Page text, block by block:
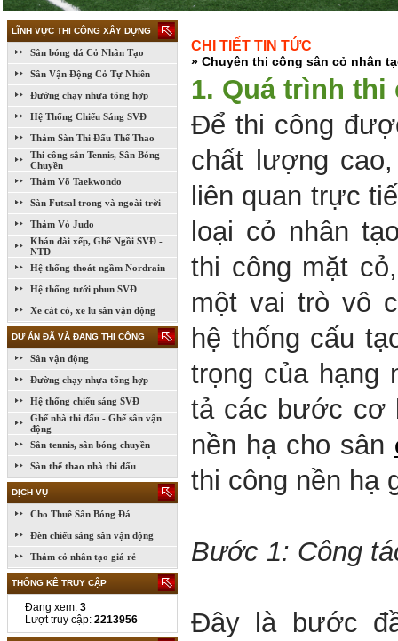
LĨNH VỰC THI CÔNG XÂY DỰNG
Sân bóng đá Cỏ Nhân Tạo
Sân Vận Động Cỏ Tự Nhiên
Đường chạy nhựa tổng hợp
Hệ Thống Chiếu Sáng SVĐ
Thảm Sàn Thi Đấu Thể Thao
Thi công sân Tennis, Sân Bóng
Chuyền
Thảm Võ Taekwondo
Sàn Futsal trong và ngoài trời
Thảm Vỏ Judo
Khán đài xếp, Ghế Ngồi SVĐ -
NTĐ
Hệ thống thoát ngầm Nordrain
Hệ thống tưới phun SVĐ
Xe cắt cỏ, xe lu sân vận động
DỰ ÁN ĐÃ VÀ ĐANG THI CÔNG
Sân vận động
Đường chạy nhựa tổng hợp
Hệ thống chiếu sáng SVĐ
Ghế nhà thi đấu - Ghế sân vận
động
Sân tennis, sân bóng chuyền
Sàn thể thao nhà thi đấu
DỊCH VỤ
Cho Thuê Sân Bóng Đá
Đèn chiếu sáng sân vận động
Thảm cỏ nhân tạo giá rẻ
THỐNG KÊ TRUY CẬP
Đang xem: 3
Lượt truy cập: 2213956
CHI TIẾT TIN TỨC
» Chuyên thi công sân cỏ nhân
1. Quá trình thi
Để thi công
chất lượng
liên quan trực
loại cỏ nhân
thi công mặt
một vai trò vô
hệ thống cấu
trọng của hạng
tả các bước cơ
nền hạ cho sân
thi công nền hạ
Bước 1: Công
Đây là bước